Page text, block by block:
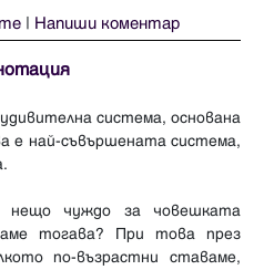
| Напиши коментар
система, основана
е най-съвършената система,
нещо чуждо за човешката
тогава? При това през
по-възрастни ставаме,